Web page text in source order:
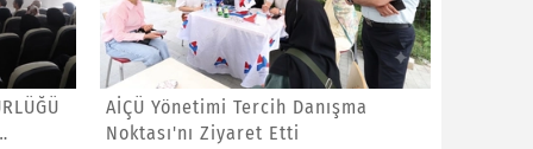
AİÇÜ Yönetimi Tercih Danışma
Noktası'nı Ziyaret Etti